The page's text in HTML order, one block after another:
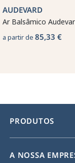
AUDEVARD
Ar Balsâmico
a partir de 85,33 €
PRODUTOS
A NOSSA